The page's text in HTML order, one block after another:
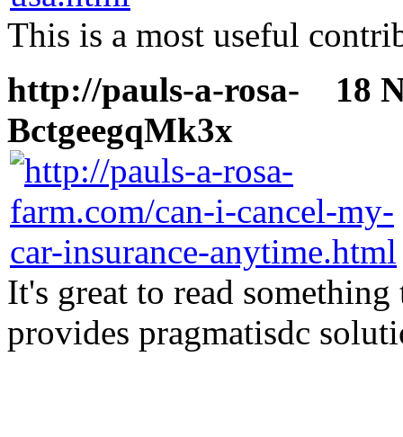
This is a most useful
http://pauls-a-rosa-
18
BctgeegqMk3x
It's great to read
provides pragmatisdc